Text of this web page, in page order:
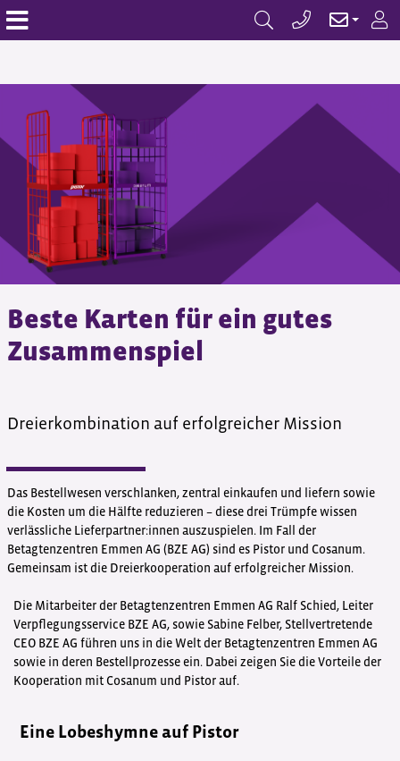
Beste Karten für ein gutes
Zusammenspiel
Dreierkombination auf erfolgreicher Mission
Das Bestellwesen verschlanken, zentral einkaufen und liefern sowie
die Kosten um die Hälfte reduzieren – diese drei Trümpfe wissen
verlässliche Lieferpartner:innen auszuspielen. Im Fall der
Betagtenzentren Emmen AG (BZE AG) sind es Pistor und Cosanum.
Gemeinsam ist die Dreierkooperation auf erfolgreicher Mission.
Die Mitarbeiter der Betagtenzentren Emmen AG Ralf Schied, Leiter
Verpflegungsservice BZE AG, sowie Sabine Felber, Stellvertretende
CEO BZE AG führen uns in die Welt der Betagtenzentren Emmen AG
sowie in deren Bestellprozesse ein. Dabei zeigen Sie die Vorteile der
Kooperation mit Cosanum und Pistor auf.
Eine Lobeshymne auf Pistor